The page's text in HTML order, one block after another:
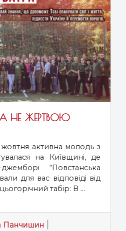
А НЕ ЖЕРТВОЮ
активна молодь з
на Київщині, де
джемборі “Повстанська
для вас відповіді від
табір: В ...
Панчишин